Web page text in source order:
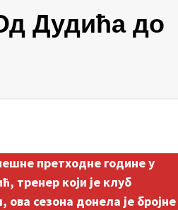
Дудића до
претходне године у
тренер који је клуб
ова сезона донела је бројне